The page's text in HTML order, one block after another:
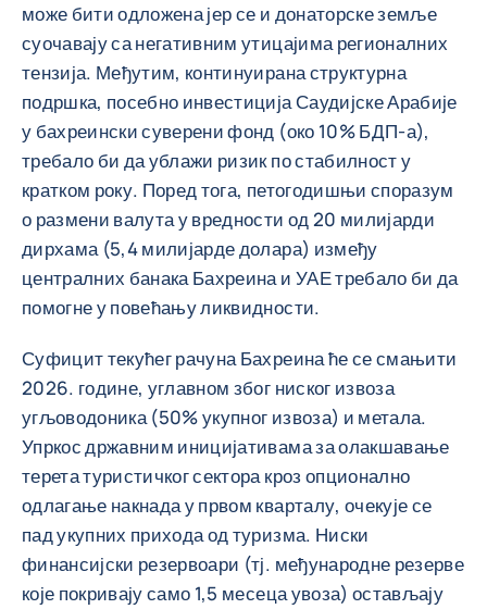
може бити одложена јер се и донаторске земље
суочавају са негативним утицајима регионалних
тензија. Међутим, континуирана структурна
подршка, посебно инвестиција Саудијске Арабије
у бахреински суверени фонд (око 10% БДП-а),
требало би да ублажи ризик по стабилност у
кратком року. Поред тога, петогодишњи споразум
о размени валута у вредности од 20 милијарди
дирхама (5,4 милијарде долара) између
централних банака Бахреина и УАЕ требало би да
помогне у повећању ликвидности.
Суфицит текућег рачуна Бахреина ће се смањити
2026. године, углавном због ниског извоза
угљоводоника (50% укупног извоза) и метала.
Упркос државним иницијативама за олакшавање
терета туристичког сектора кроз опционално
одлагање накнада у првом кварталу, очекује се
пад укупних прихода од туризма. Ниски
финансијски резервоари (тј. међународне резерве
које покривају само 1,5 месеца увоза) остављају